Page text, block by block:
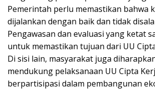
Pemerintah perlu memastikan bahwa
dijalankan dengan baik dan tidak
Pengawasan dan evaluasi yang ketat
untuk memastikan tujuan dari UU
Di sisi lain, masyarakat juga
mendukung pelaksanaan UU Cipta
berpartisipasi dalam pembangunan